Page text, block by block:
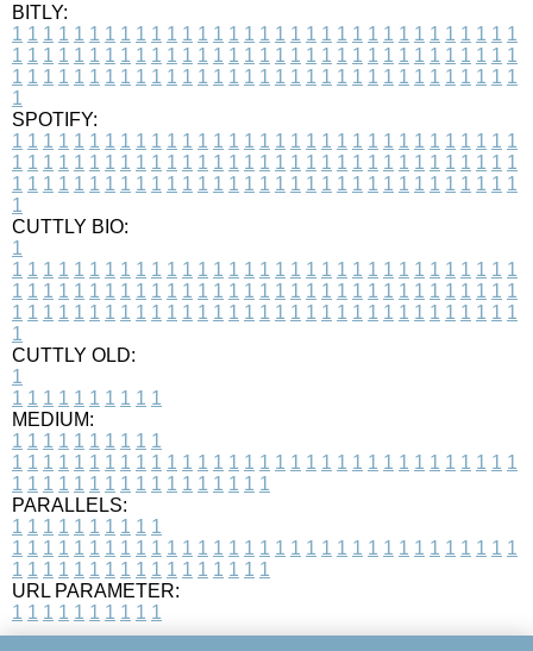
BITLY:
1 1 1 1 1 1 1 1 1 1 1 1 1 1 1 1 1 1 1 1 1 1 1 1 1 1 1 1 1 1 1 1 1
1 1 1 1 1 1 1 1 1 1 1 1 1 1 1 1 1 1 1 1 1 1 1 1 1 1 1 1 1 1 1 1 1
1 1 1 1 1 1 1 1 1 1 1 1 1 1 1 1 1 1 1 1 1 1 1 1 1 1 1 1 1 1 1 1 1
1
SPOTIFY:
1 1 1 1 1 1 1 1 1 1 1 1 1 1 1 1 1 1 1 1 1 1 1 1 1 1 1 1 1 1 1 1 1
1 1 1 1 1 1 1 1 1 1 1 1 1 1 1 1 1 1 1 1 1 1 1 1 1 1 1 1 1 1 1 1 1
1 1 1 1 1 1 1 1 1 1 1 1 1 1 1 1 1 1 1 1 1 1 1 1 1 1 1 1 1 1 1 1 1
1
CUTTLY BIO:
1
1 1 1 1 1 1 1 1 1 1 1 1 1 1 1 1 1 1 1 1 1 1 1 1 1 1 1 1 1 1 1 1 1
1 1 1 1 1 1 1 1 1 1 1 1 1 1 1 1 1 1 1 1 1 1 1 1 1 1 1 1 1 1 1 1 1
1 1 1 1 1 1 1 1 1 1 1 1 1 1 1 1 1 1 1 1 1 1 1 1 1 1 1 1 1 1 1 1 1
1
CUTTLY OLD:
1
1 1 1 1 1 1 1 1 1 1
MEDIUM:
1 1 1 1 1 1 1 1 1 1
1 1 1 1 1 1 1 1 1 1 1 1 1 1 1 1 1 1 1 1 1 1 1 1 1 1 1 1 1 1 1 1 1
1 1 1 1 1 1 1 1 1 1 1 1 1 1 1 1 1
PARALLELS:
1 1 1 1 1 1 1 1 1 1
1 1 1 1 1 1 1 1 1 1 1 1 1 1 1 1 1 1 1 1 1 1 1 1 1 1 1 1 1 1 1 1 1
1 1 1 1 1 1 1 1 1 1 1 1 1 1 1 1 1
URL PARAMETER:
1 1 1 1 1 1 1 1 1 1